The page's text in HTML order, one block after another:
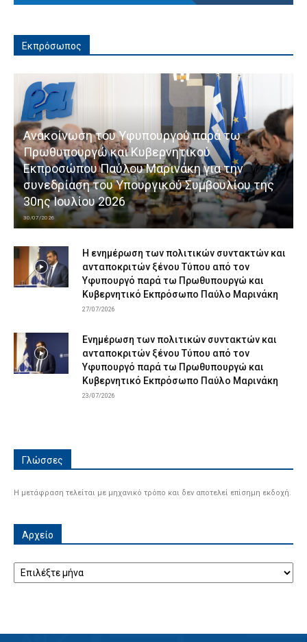
Εκπρόσωπος
Ανακοίνωση του Υφυπουργού παρά τω
Πρωθυπουργώ και Κυβερνητικού
Εκπροσώπου Παύλου Μαρινάκη για την
συνεδρίαση του Υπουργικού Συμβουλίου της
30ης Ιουλίου 2026
30/07/2026
Η ενημέρωση των πολιτικών συντακτών και
ανταποκριτών ξένου Τύπου από τον
Υφυπουργό παρά τω Πρωθυπουργώ και
Κυβερνητικό Εκπρόσωπο Παύλο Μαρινάκη
27/07/2026
Ενημέρωση των πολιτικών συντακτών και
ανταποκριτών ξένου Τύπου από τον
Υφυπουργό παρά τω Πρωθυπουργώ και
Κυβερνητικό Εκπρόσωπο Παύλο Μαρινάκη
23/07/2026
Γλώσσες
Η μετάφραση τελείται με μηχανικό τρόπο και δεν αποτελεί επίσημη εκδοχή.
Αρχείο